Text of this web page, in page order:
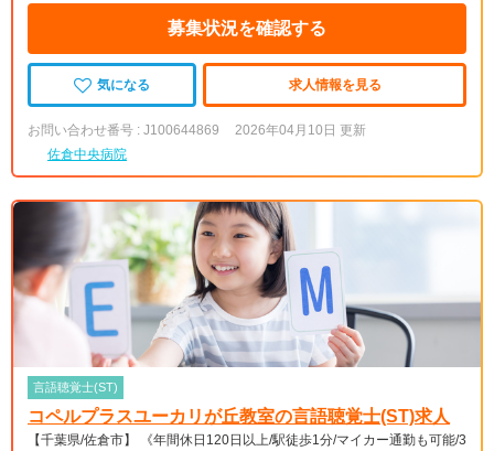
募集状況を確認する
気になる 求人情報を見る
お問い合わせ番号 : J100644869
2026年04月10日 更新
佐倉中央病院
言語聴覚士(ST)
コペルプラスユーカリが丘教室の言語聴覚士(ST)求人
【千葉県/佐倉市】 《年間休日120日以上/駅徒歩1分/マイカー通勤も可能/3